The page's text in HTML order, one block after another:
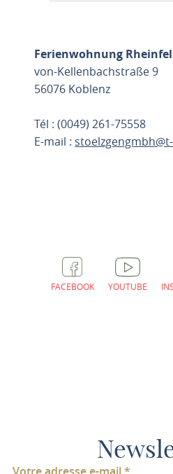
Ferienwohnung
von-Kellenbachstraße 9
56076 Koblenz
Tél : (0049) 261-75558
E-mail :
FACEBOOK YOUTUBE